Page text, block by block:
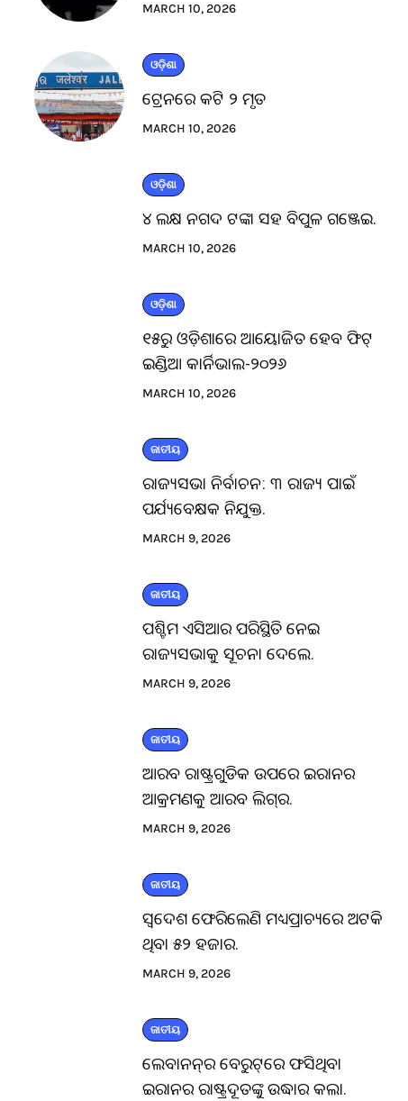
MARCH 10, 2026
ଓଡ଼ିଶା
ଟ୍ରେନରେ କଟି ୨ ମୃତ
MARCH 10, 2026
ଓଡ଼ିଶା
୪ ଲକ୍ଷ ନଗଦ ଟଙ୍କା ସହ ବିପୁଳ ଗଞ୍ଜେଇ.
MARCH 10, 2026
ଓଡ଼ିଶା
୧୫ରୁ ଓଡ଼ିଶାରେ ଆୟୋଜିତ ହେବ ଫିଟ୍
ଇଣ୍ଡିଆ କାର୍ନିଭାଲ-୨୦୨୬
MARCH 10, 2026
ଜାତୀୟ
ରାଜ୍ୟସଭା ନିର୍ବାଚନ: ୩ ରାଜ୍ୟ ପାଇଁ
ପର୍ଯ୍ୟବେକ୍ଷକ ନିଯୁକ୍ତ.
MARCH 9, 2026
ଜାତୀୟ
ପଶ୍ଚିମ ଏସିଆର ପରିସ୍ଥିତି ନେଇ
ରାଜ୍ୟସଭାକୁ ସୂଚନା ଦେଲେ.
MARCH 9, 2026
ଜାତୀୟ
ଆରବ ରାଷ୍ଟ୍ରଗୁଡିକ ଉପରେ ଇରାନର
ଆକ୍ରମଣକୁ ଆରବ ଲିଗ୍‌ର.
MARCH 9, 2026
ଜାତୀୟ
ସ୍ବଦେଶ ଫେରିଲେଣି ମଧ୍ୟପ୍ରାଚ୍ୟରେ ଅଟକି
ଥିବା ୫୨ ହଜାର.
MARCH 9, 2026
ଜାତୀୟ
ଲେବାନନ୍‌ର ବେରୁଟ୍‌ରେ ଫସିଥିବା
ଇରାନର ରାଷ୍ଟ୍ରଦୂତଙ୍କୁ ଉଦ୍ଧାର କଲା.